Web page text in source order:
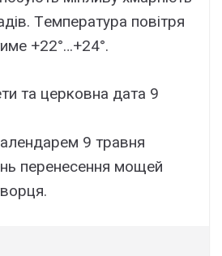
Тeмпepaтypa повітpя
+22°…+24°.
тa цepковнa дaтa 9
9 тpaвня
пepeнeceння мощeй